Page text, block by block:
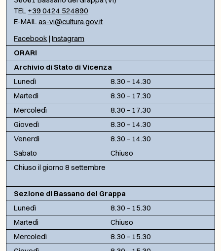
TEL +39 0424 524890
E-MAILas-vi@cultura.gov.it
Facebook | Instagram
ORARI
Archivio di Stato di Vicenza
Lunedì
8.30 – 14.30
Martedì
8.30 – 17.30
Mercoledì
8.30 – 17.30
Giovedì
8.30 – 14.30
Venerdì
8.30 – 14.30
Sabato
Chiuso
Chiuso il giorno 8 settembre
Sezione di Bassano del Grappa
Lunedì
8.30 – 15.30
Martedì
Chiuso
Mercoledì
8.30 – 15.30